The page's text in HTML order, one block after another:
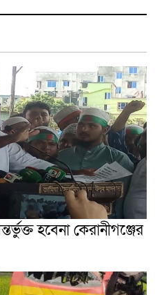
হবেনা কেরানীগঞ্জের